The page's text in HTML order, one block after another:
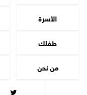
الأسرة
طفلك
من نحن
